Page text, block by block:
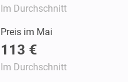
Im Durchschnitt
Preis im Mai
113 €
Im Durchschnitt